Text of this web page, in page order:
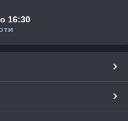
16:30